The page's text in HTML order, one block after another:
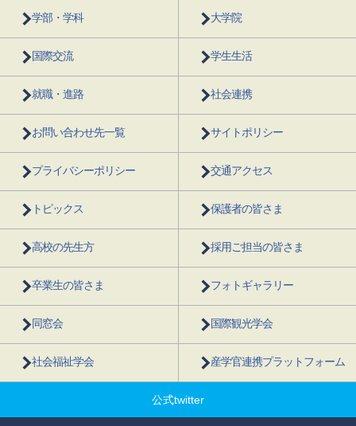
学部・学科 大学院
国際交流 学生生活
就職・進路 社会連携
お問い合わせ先一覧 サイトポリシー
プライバシーポリシー 交通アクセス
トピックス 保護者の皆さま
高校の先生方 採用ご担当の皆さま
卒業生の皆さま フォトギャラリー
同窓会 国際観光学会
社会福祉学会 産学官連携プラットフォーム
公式twitter